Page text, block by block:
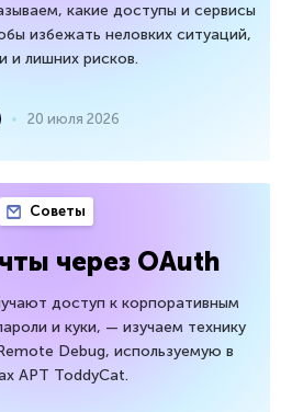
какие доступы и сервисы
избежать неловких ситуаций,
и лишних рисков.
20 июля 2026
Советы
через OAuth
доступ к корпоративным
и куки, — изучаем технику
Debug, используемую в
APT ToddyCat.